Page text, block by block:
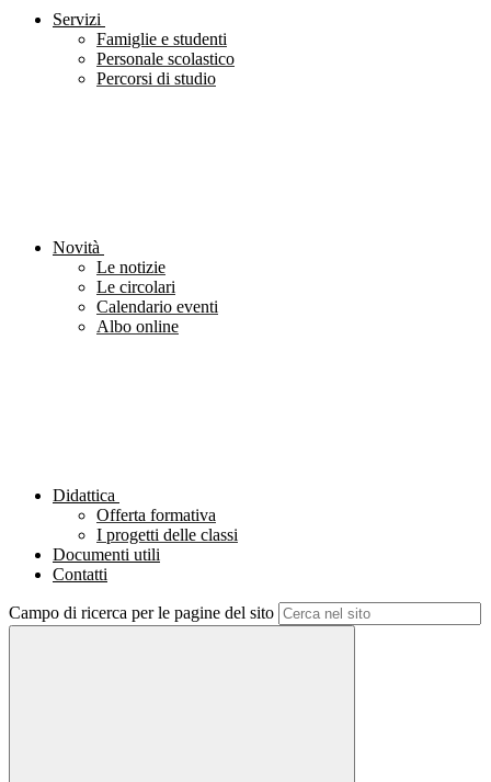
Servizi
Famiglie e studenti
Personale scolastico
Percorsi di studio
Novità
Le notizie
Le circolari
Calendario eventi
Albo online
Didattica
Offerta formativa
I progetti delle classi
Documenti utili
Contatti
Campo di ricerca per le pagine del sito